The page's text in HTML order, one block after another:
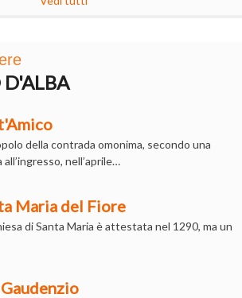
D'ALBA
della contrada omonima, secondo una
nell’aprile…
Maria del Fiore
di Santa Maria è attestata nel 1290, ma un